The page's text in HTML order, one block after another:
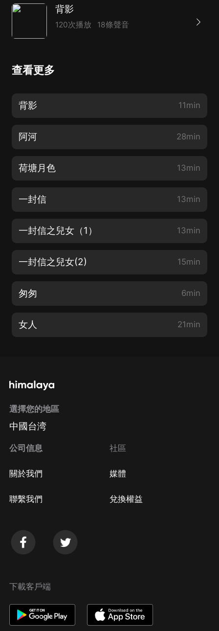
的。他說好字，總變成小字；問他好不好？他便說小，或
不小。我們常常逗著他說這個字玩兒；他似乎有些覺得，
只碗叫一毛，有時竟省稱為毛。這在新來的老媽子，是必
癡笑；我們常用了土話，叫他做呆瓜。他是個小胖子，短
自己和我們都要樂的。他的大姊便是阿菜...
背影
120次播放 18條聲音
查看更多
背影 11min
阿河 28min
荷塘月色 13min
一封信 13min
一封信之兒女（1） 13min
一封信之兒女(2) 15min
匆匆 6min
女人 21min
選擇您的地區
中國台湾
公司信息
關於我們
聯繫我們
社區
媒體
兌換權益
下載客戶端